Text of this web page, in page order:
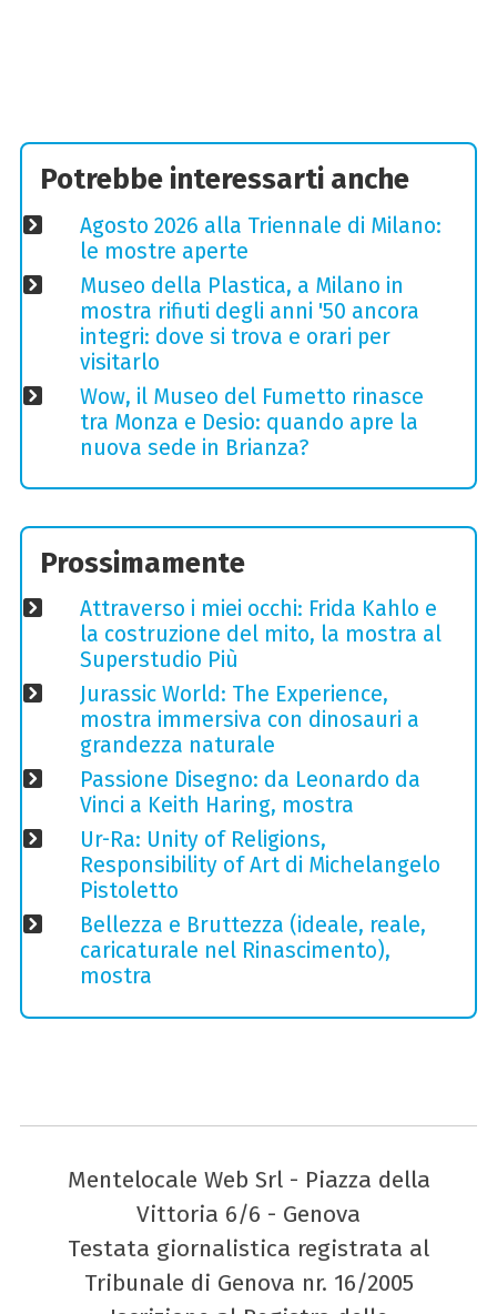
Potrebbe interessarti anche
Agosto 2026 alla Triennale di Milano:
le mostre aperte
Museo della Plastica, a Milano in
mostra rifiuti degli anni '50 ancora
integri: dove si trova e orari per
visitarlo
Wow, il Museo del Fumetto rinasce
tra Monza e Desio: quando apre la
nuova sede in Brianza?
Prossimamente
Attraverso i miei occhi: Frida Kahlo e
la costruzione del mito, la mostra al
Superstudio Più
Jurassic World: The Experience,
mostra immersiva con dinosauri a
grandezza naturale
Passione Disegno: da Leonardo da
Vinci a Keith Haring, mostra
Ur-Ra: Unity of Religions,
Responsibility of Art di Michelangelo
Pistoletto
Bellezza e Bruttezza (ideale, reale,
caricaturale nel Rinascimento),
mostra
Mentelocale Web Srl - Piazza della
Vittoria 6/6 - Genova
Testata giornalistica registrata al
Tribunale di Genova nr. 16/2005